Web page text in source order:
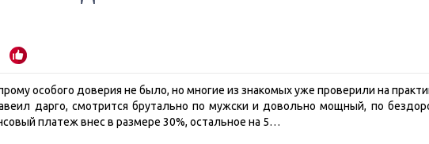
особого доверия не было, но многие из знакомых уже проверили на
дарго, смотрится брутально по мужски и довольно мощный, по
платеж внес в размере 30%, остальное на 5…